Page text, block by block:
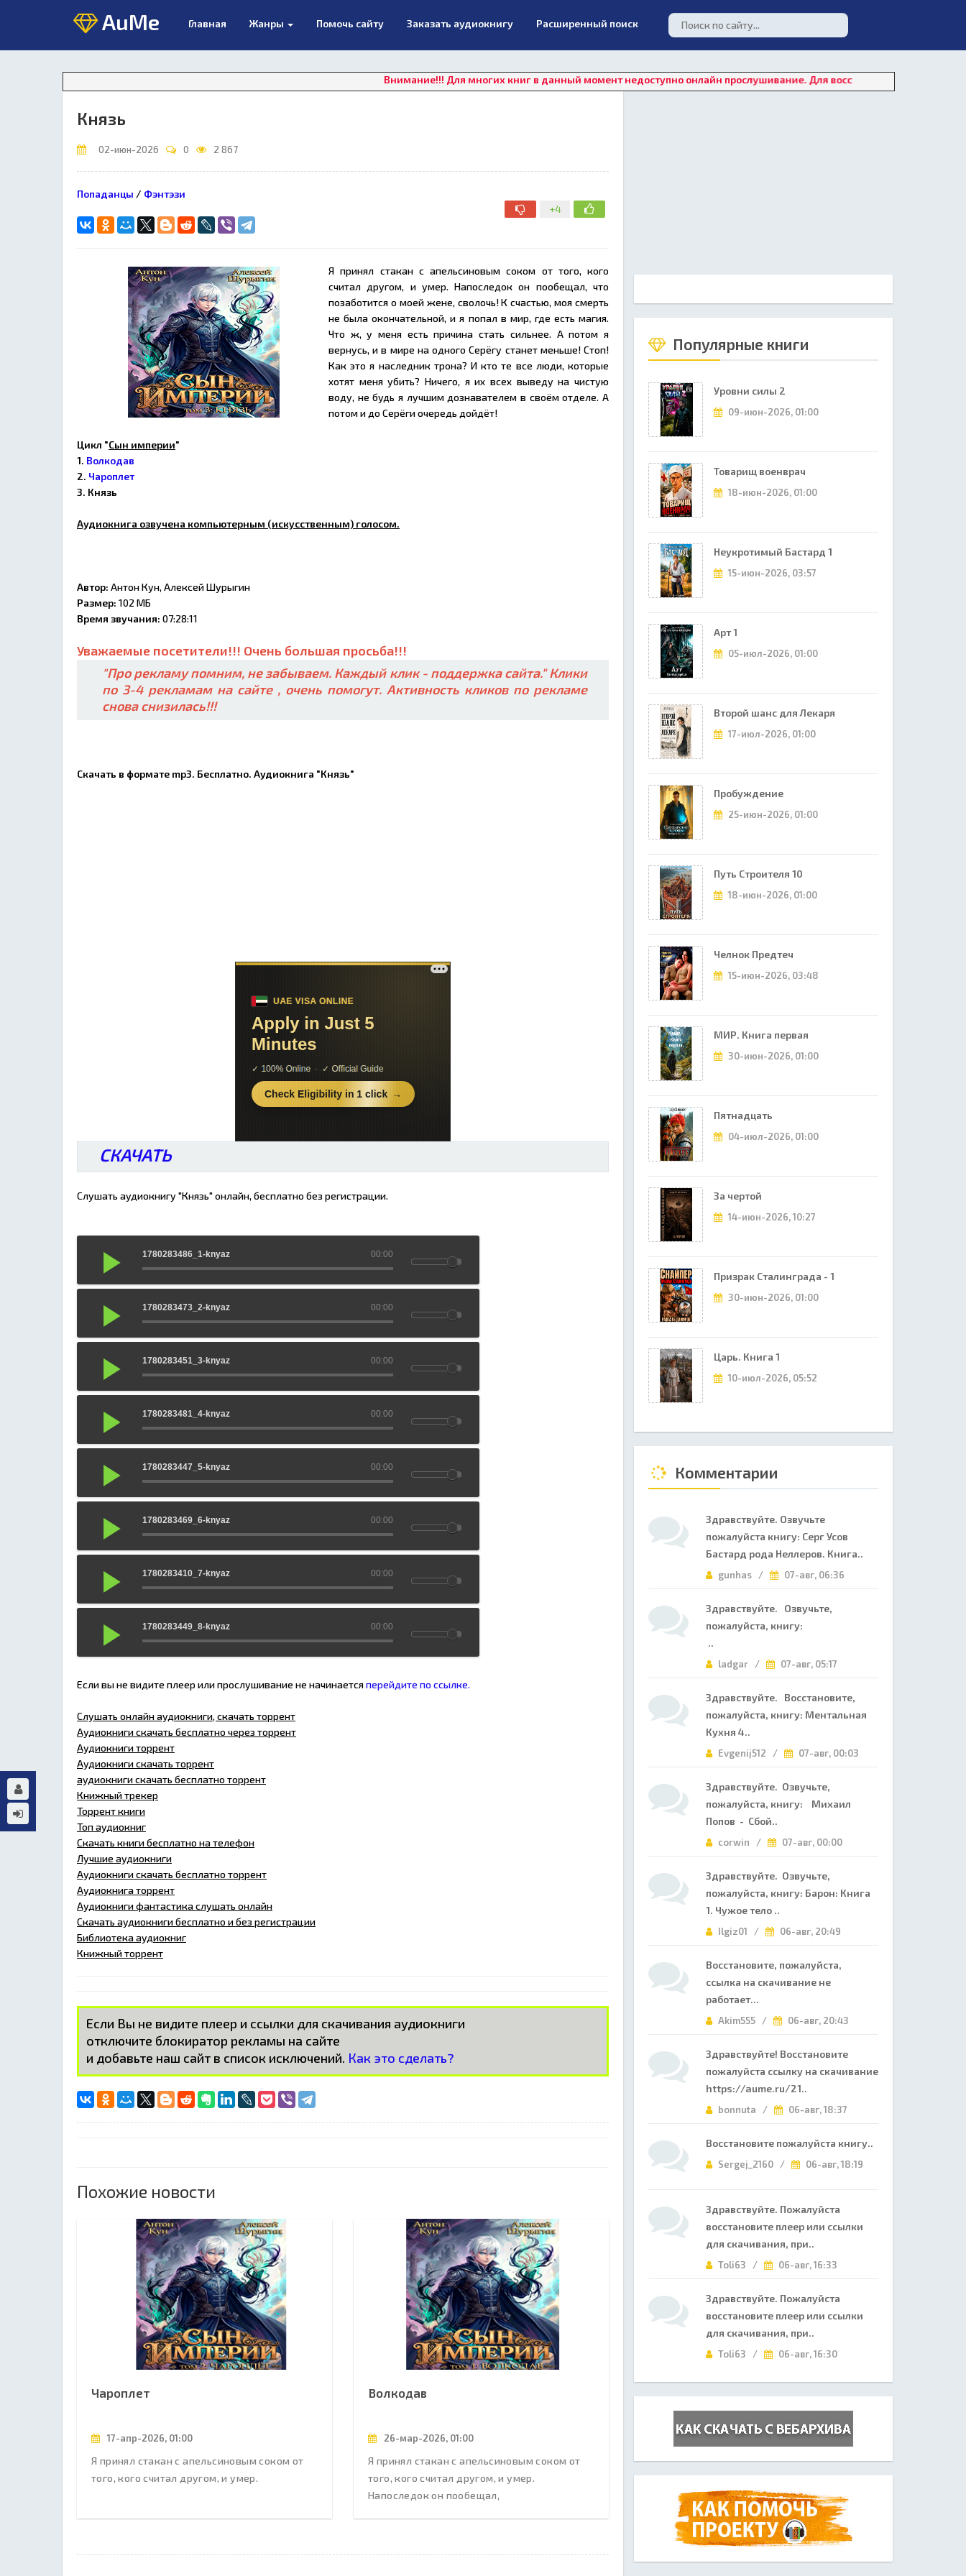
AuMe Главная Жанры Помочь сайту Заказать аудиокнигу Расширенный поиск
Внимание!!! Для многих книг в данный момент недоступно онлайн прослушивание. Для восстановления работы плеера
Князь
02-июн-2026 0 2 867
+4
Попаданцы / Фэнтэзи
Я принял стакан с апельсиновым соком от того, кого
считал другом, и умер. Напоследок он пообещал, что
позаботится о моей жене, сволочь! К счастью, моя смерть
не была окончательной, и я попал в мир, где есть магия.
Что ж, у меня есть причина стать сильнее. А потом я
вернусь, и в мире на одного Серёгу станет меньше! Стоп!
Как это я наследник трона? И кто те все люди, которые
хотят меня убить? Ничего, я их всех выведу на чистую
воду, не будь я лучшим дознавателем в своём отделе. А
потом и до Серёги очередь дойдёт!
Цикл "Сын империи"
1. Волкодав
2. Чароплет
3. Князь
Аудиокнига озвучена компьютерным (искусственным) голосом.
Автор: Антон Кун, Алексей Шурыгин
Размер: 102 МБ
Время звучания: 07:28:11
Уважаемые посетители!!! Очень большая просьба!!!
"Про рекламу помним, не забываем. Каждый клик - поддержка сайта." Клики
по 3-4 рекламам на сайте , очень помогут. Активность кликов по рекламе
снова снизилась!!!
Скачать в формате mp3. Бесплатно. Аудиокнига "Князь"
СКАЧАТЬ
Слушать аудиокнигу "Князь" онлайн, бесплатно без регистрации.
00:00
1780283486_1-knyaz
00:00
1780283473_2-knyaz
00:00
1780283451_3-knyaz
00:00
1780283481_4-knyaz
00:00
1780283447_5-knyaz
00:00
1780283469_6-knyaz
00:00
1780283410_7-knyaz
00:00
1780283449_8-knyaz
Если вы не видите плеер или прослушивание не начинаетсяперейдите по ссылке.
Слушать онлайн аудиокниги, скачать торрент
Аудиокниги скачать бесплатно через торрент
Аудиокниги торрент
Аудиокниги скачать торрент
аудиокниги скачать бесплатно торрент
Книжный трекер
Торрент книги
Топ аудиокниг
Скачать книги бесплатно на телефон
Лучшие аудиокниги
Аудиокниги скачать бесплатно торрент
Аудиокнига торрент
Аудиокниги фантастика слушать онлайн
Скачать аудиокниги бесплатно и без регистрации
Библиотека аудиокниг
Книжный торрент
Если Вы не видите плеер и ссылки для скачивания аудиокниги
отключите блокиратор рекламы на сайте
и добавьте наш сайт в список исключений. Как это сделать?
Похожие новости
Чароплет
17-апр-2026, 01:00
Я принял стакан с апельсиновым соком от
того, кого считал другом, и умер.
Волкодав
26-мар-2026, 01:00
Я принял стакан с апельсиновым соком от
того, кого считал другом, и умер.
Напоследок он пообещал,
Популярные книги
Уровни силы 2
09-июн-2026, 01:00
Товарищ военврач
18-июн-2026, 01:00
Неукротимый Бастард 1
15-июн-2026, 03:57
Арт 1
05-июл-2026, 01:00
Второй шанс для Лекаря
17-июл-2026, 01:00
Пробуждение
25-июн-2026, 01:00
Путь Строителя 10
18-июн-2026, 01:00
Челнок Предтеч
15-июн-2026, 03:48
МИР. Книга первая
30-июн-2026, 01:00
Пятнадцать
04-июл-2026, 01:00
За чертой
14-июн-2026, 10:27
Призрак Сталинграда - 1
30-июн-2026, 01:00
Царь. Книга 1
10-июл-2026, 05:52
Комментарии
Здравствуйте. Озвучьте
пожалуйста книгу: Серг Усов
Бастард рода Неллеров. Книга..
gunhas / 07-авг, 06:36
Здравствуйте. Озвучьте,
пожалуйста, книгу:
..
ladgar / 07-авг, 05:17
Здравствуйте. Восстановите,
пожалуйста, книгу: Ментальная
Кухня 4..
Evgenij512 / 07-авг, 00:03
Здравствуйте. Озвучьте,
пожалуйста, книгу: Михаил
Попов - Сбой..
corwin / 07-авг, 00:00
Здравствуйте. Озвучьте,
пожалуйста, книгу: Барон: Книга
1. Чужое тело ..
Ilgiz01 / 06-авг, 20:49
Восстановите, пожалуйста,
ссылка на скачивание не
работает...
Akim555 / 06-авг, 20:43
Здравствуйте! Восстановите
пожалуйста ссылку на скачивание
https://aume.ru/21..
bonnuta / 06-авг, 18:37
Восстановите пожалуйста книгу..
Sergej_2160 / 06-авг, 18:19
Здравствуйте. Пожалуйста
восстановите плеер или ссылки
для скачивания, при..
Toli63 / 06-авг, 16:33
Здравствуйте. Пожалуйста
восстановите плеер или ссылки
для скачивания, при..
Toli63 / 06-авг, 16:30